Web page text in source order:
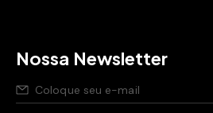
Nossa Newsletter